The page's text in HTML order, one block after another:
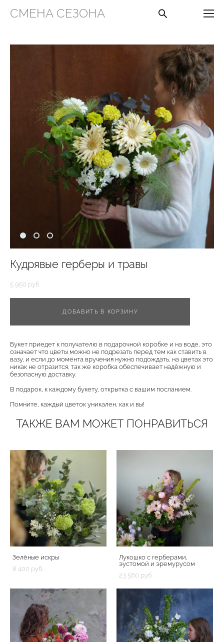
СМЕНА СЕЗОНА
Кудрявые герберы и травы
5 950 pуб.
ДОБАВИТЬ В КОРЗИНУ
Букет приедет к получателю в подарочной коробке и на воде, это
означает что цветы можно не подрезать перед тем как ставить в
вазу, и если до момента вручения нужно подождать, на цветах это
никак не отразится, так же коробка обеспечивает надёжную и
безопасную доставку.
В подарок, к каждому букету, открытка с вашим посланием.
Помните, каждый цветок уникален, как и вы!
ТАКЖЕ ВАМ МОЖЕТ ПОНРАВИТЬСЯ
Зелёные искры
8 400 pуб.
Лукошко с герберами,
эустомой и эремурусом
23 560 pуб.